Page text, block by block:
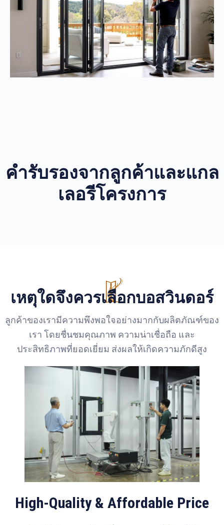
คำรับรองจากลูกค้าและแกล
เลอรีโครงการ
เหตุใดจึงควรเลือกบอสวินดอร์
ลูกค้าของเรามีความพึงพอใจอย่างมากกับผลิตภัณฑ์ของ
เรา โดยชื่นชมคุณภาพ ความน่าเชื่อถือ และ
ประสิทธิภาพที่ยอดเยี่ยม ส่งผลให้เกิดความภักดีสูง
High-Quality & Affordable Price